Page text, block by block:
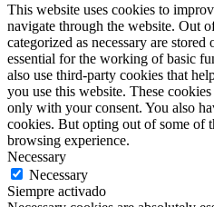
This website uses cookies to
navigate through the website. Out
categorized as necessary are
essential for the working of basic
also use third-party cookies that
you use this website. These
only with your consent. You also
cookies. But opting out of some of
browsing experience.
Necessary
Necessary
Siempre activado